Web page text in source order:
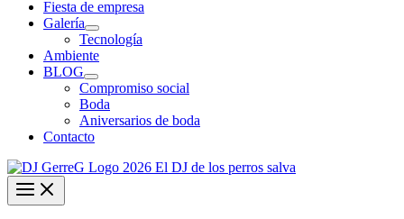
Fiesta de empresa
Galería
Tecnología
Ambiente
BLOG
Compromiso social
Boda
Aniversarios de boda
Contacto